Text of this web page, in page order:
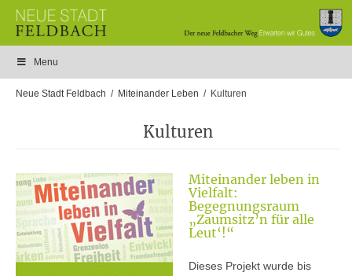
Menu
Neue Stadt Feldbach Miteinander Leben Kulturen
Kulturen
Miteinander leben in
Vielfalt:
Begegnungsraum
„Zaumsitz’n für alle
Leut‘!“
Dieses Projekt wurde bis